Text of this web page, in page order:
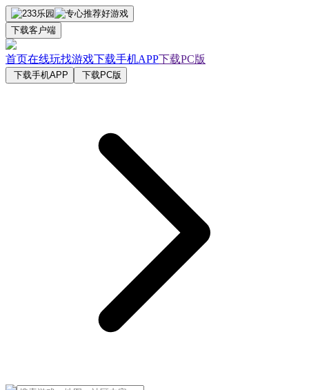
下载客户端
首页在线玩找游戏下载手机APP下载PC版
下载手机APP 下载PC版